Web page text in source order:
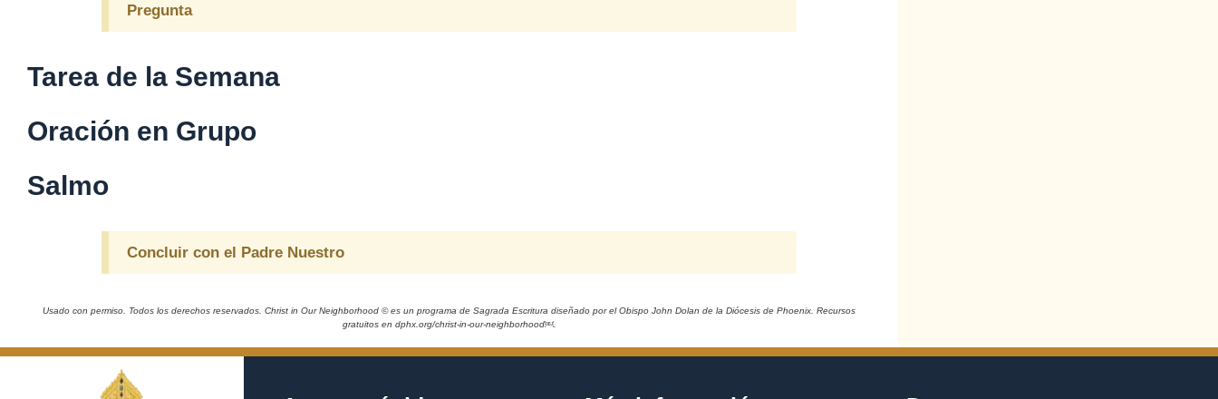
Pregunta
Tarea de la Semana
Oración en Grupo
Salmo
Concluir con el Padre Nuestro
Usado con permiso. Todos los derechos reservados. Christ in Our Neighborhood © es un programa de Sagrada Escritura diseñado por el Obispo John Dolan de la Diócesis de Phoenix. Recursos
gratuitos en dphx.org/christ-in-our-neighborhood￼.